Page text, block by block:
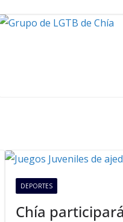
DEPORTES
Chía